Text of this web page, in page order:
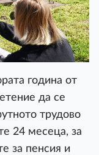
година от
да се
трудово
24 месеца, за
за пенсия и